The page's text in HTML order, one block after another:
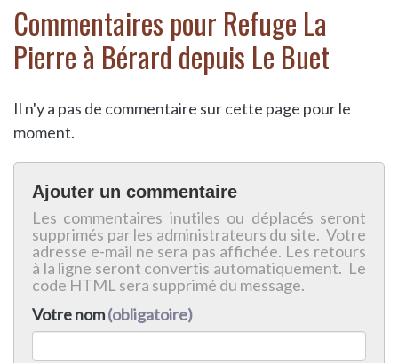
Commentaires pour Refuge La
Pierre à Bérard depuis Le Buet
Il n'y a pas de commentaire sur cette page pour le
moment.
Ajouter un commentaire
Les commentaires inutiles ou déplacés seront
supprimés par les administrateurs du site. Votre
adresse e-mail ne sera pas affichée. Les retours
à la ligne seront convertis automatiquement. Le
code HTML sera supprimé du message.
Votre nom(obligatoire)